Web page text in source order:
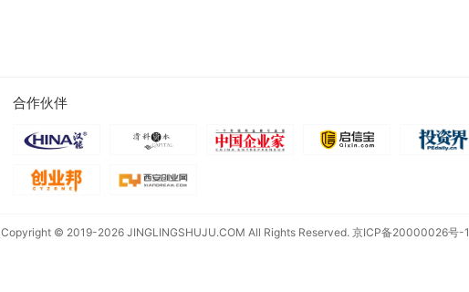
合作伙伴
Copyright © 2019-2026 JINGLINGSHUJU.COM All Rights Reserved. 京ICP备20000026号-1